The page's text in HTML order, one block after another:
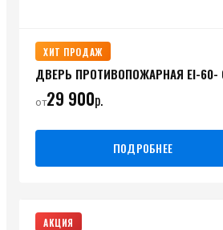
ХИТ ПРОДАЖ
ДВЕРЬ ПРОТИВОПОЖАРНАЯ ЕI-60-
от29 900р.
ПОДРОБНЕЕ
АКЦИЯ